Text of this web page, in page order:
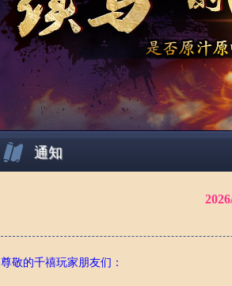
通知
尊敬的千禧玩家朋友们 ：